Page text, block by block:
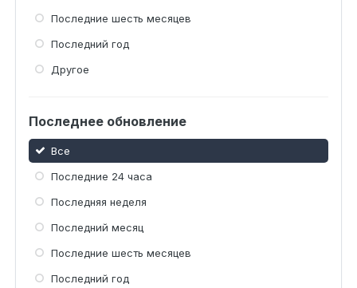
Последние шесть месяцев
Последний год
Другое
Последнее обновление
Все
Последние 24 часа
Последняя неделя
Последний месяц
Последние шесть месяцев
Последний год